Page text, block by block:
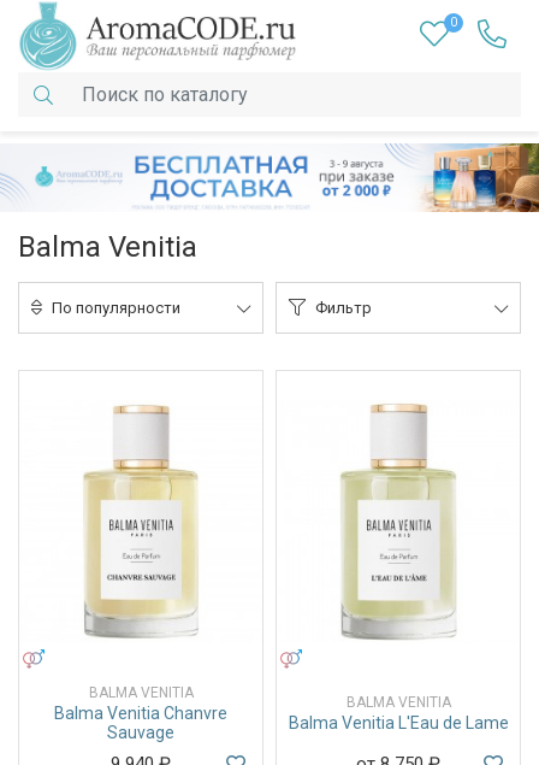
0
Balma Venitia
По популярности Фильтр
BALMA VENITIA
Balma Venitia Chanvre
Sauvage
BALMA VENITIA
Balma Venitia L'Eau de Lame